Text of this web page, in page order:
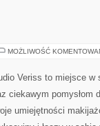
MOŻLIWOŚĆ
Veriss to miejsce w
ciekawym pomysłom
umiejętności